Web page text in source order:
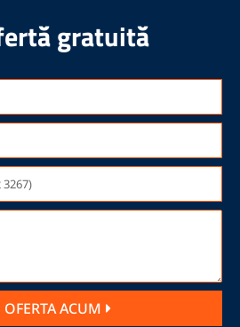
gratuită
OFERTA ACUM